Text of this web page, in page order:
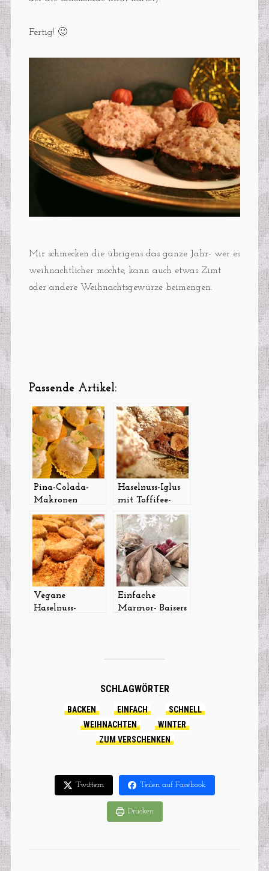
Fertig! 🙂
Mir schmecken die übrigens das ganze Jahr- wer es
weihnachtlicher möchte, kann auch etwas Zimt
oder andere Weihnachtsgewürze beimengen.
Passende Artikel:
Pina-Colada-
Makronen
Haselnuss-Iglus
mit Toffifee-
Füllung
Vegane
Haselnuss-
Einfache
Marmor- Baisers
SCHLAGWÖRTER
BACKEN EINFACH
SCHNELL
WEIHNACHTEN
WINTER
ZUM VERSCHENKEN
Twittern Teilen auf Facebook
Drucken